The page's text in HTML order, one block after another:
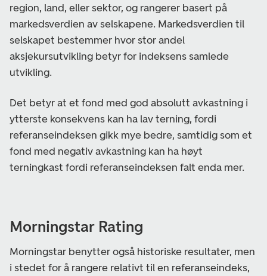
region, land, eller sektor, og rangerer basert på
markedsverdien av selskapene. Markedsverdien til
selskapet bestemmer hvor stor andel
aksjekursutvikling betyr for indeksens samlede
utvikling.
Det betyr at et fond med god absolutt avkastning i
ytterste konsekvens kan ha lav terning, fordi
referanseindeksen gikk mye bedre, samtidig som et
fond med negativ avkastning kan ha høyt
terningkast fordi referanseindeksen falt enda mer.
Morningstar Rating
Morningstar benytter også historiske resultater, men
i stedet for å rangere relativt til en referanseindeks,